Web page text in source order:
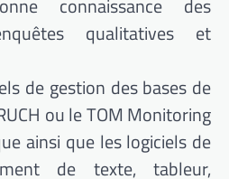
connaissance des
qualitatives et
de gestion des bases de
ou le TOM Monitoring
ainsi que les logiciels de
de texte, tableur,